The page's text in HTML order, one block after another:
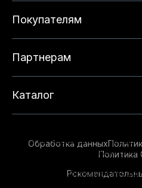
Покупателям
Партнерам
Каталог
Обработка данных
Политика
опыта на нашем сайте.
данный сайт, вы соглашаетесь
технологий. Для получения